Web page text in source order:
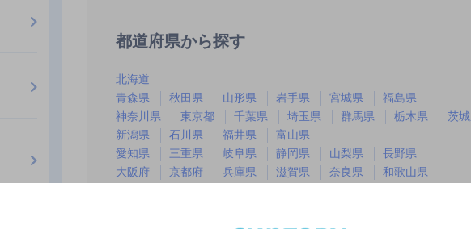
都道府県から探す
北海道
青森県
秋田県 山形県 岩手県 宮城県
福島県
神奈川県
東京都 千葉県 埼玉県 群馬県 栃木県
茨
新潟県
石川県 福井県
富山県
愛知県
三重県 岐阜県 静岡県 山梨県
長野県
大阪府
京都府 兵庫県 滋賀県 奈良県
和歌山県